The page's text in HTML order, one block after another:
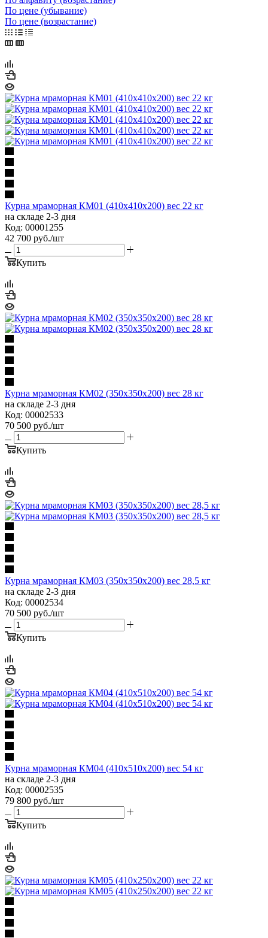
По цене (убывание)
По цене (возрастание)
Курна мраморная КМ01 (410х410х200) вес 22 кг
на складе 2-3 дня
Код: 00001255
42 700 руб./шт
Купить
Курна мраморная КМ02 (350х350х200) вес 28 кг
на складе 2-3 дня
Код: 00002533
70 500 руб./шт
Купить
Курна мраморная КМ03 (350х350х200) вес 28,5 кг
на складе 2-3 дня
Код: 00002534
70 500 руб./шт
Купить
Курна мраморная КМ04 (410х510х200) вес 54 кг
на складе 2-3 дня
Код: 00002535
79 800 руб./шт
Купить